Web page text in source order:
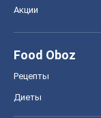
Акции
Food Oboz
Рецепты
Диеты